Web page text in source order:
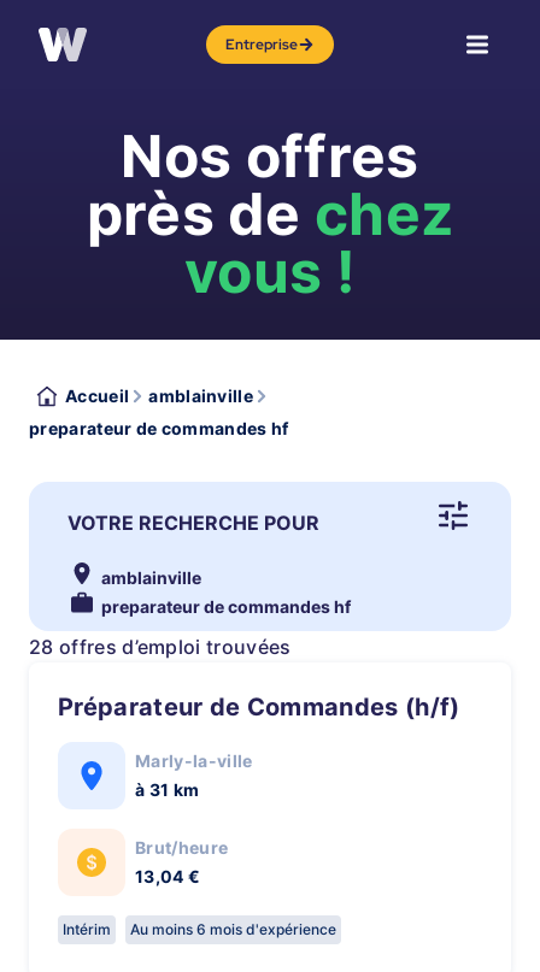
Entreprise
Nos offres
près de chez
vous !
Accueil
amblainville
preparateur de commandes hf
VOTRE RECHERCHE POUR
amblainville
preparateur de commandes hf
28 offres d’emploi trouvées
Préparateur de Commandes (h/f)
Marly-la-ville
à 31 km
Brut/heure
13,04 €
Intérim Au moins 6 mois d'expérience